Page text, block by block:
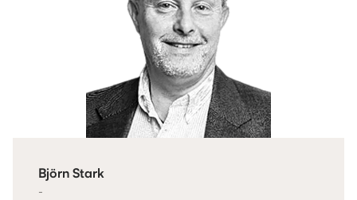
Björn Stark
-